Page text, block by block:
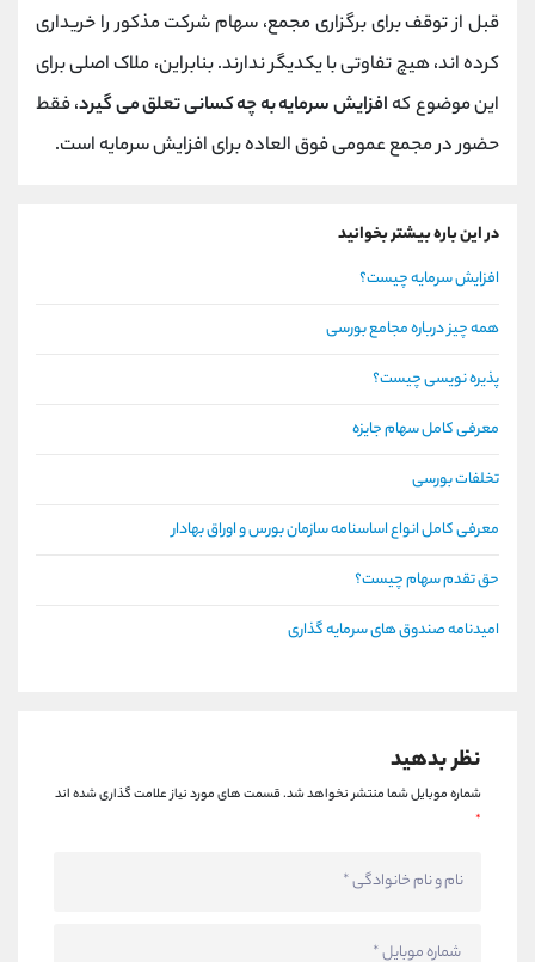
قبل از توقف برای برگزاری مجمع، سهام شرکت مذکور را خریداری
کرده اند، هیچ تفاوتی با یکدیگر ندارند. بنابراین، ملاک اصلی برای
این موضوع که افزایش سرمایه به چه کسانی تعلق می گیرد، فقط
حضور در مجمع عمومی فوق العاده برای افزایش سرمایه است.
در این باره بیشتر بخوانید
افزایش سرمایه چیست؟
همه چیز درباره مجامع بورسی
پذیره نویسی چیست؟
معرفی کامل سهام جایزه
تخلفات بورسی
معرفی کامل انواع اساسنامه سازمان بورس و اوراق بهادار
حق تقدم سهام چیست؟
امیدنامه صندوق های سرمایه گذاری
نظر بدهید
شماره موبایل شما منتشر نخواهد شد.قسمت های مورد نیاز علامت گذاری شده اند
*